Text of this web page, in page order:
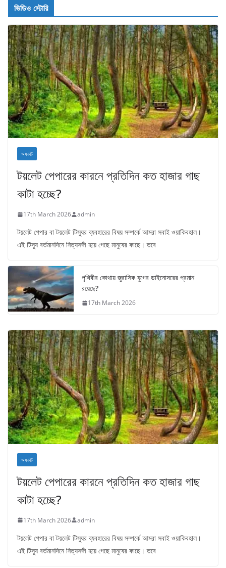
ভিডিও স্টোরি
অফবিট
টয়লেট পেপারের কারনে প্রতিদিন কত হাজার গাছ
কাটা হচ্ছে?
17th March 2026 admin
টয়লেট পেপার বা টয়লেট টিস্যুর ব্যবহারের বিষয় সম্পর্কে আমরা সবাই ওয়াকিবহাল।
এই টিস্যু বর্তমানদিনে নিত্যসঙ্গী হয়ে গেছে মানুষের কাছে। তবে
পৃথিবীর কোথায় জুরাসিক যুগের ডাইনোসরের প্রমান
রয়েছে?
17th March 2026
অফবিট
টয়লেট পেপারের কারনে প্রতিদিন কত হাজার গাছ
কাটা হচ্ছে?
17th March 2026 admin
টয়লেট পেপার বা টয়লেট টিস্যুর ব্যবহারের বিষয় সম্পর্কে আমরা সবাই ওয়াকিবহাল।
এই টিস্যু বর্তমানদিনে নিত্যসঙ্গী হয়ে গেছে মানুষের কাছে। তবে